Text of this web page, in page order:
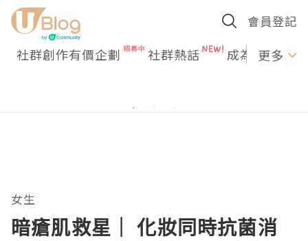
會員登記
社群創作有價企劃 社群熱話 成為U更多
女生
暗瘡肌救星｜ 化妝同時抗菌消